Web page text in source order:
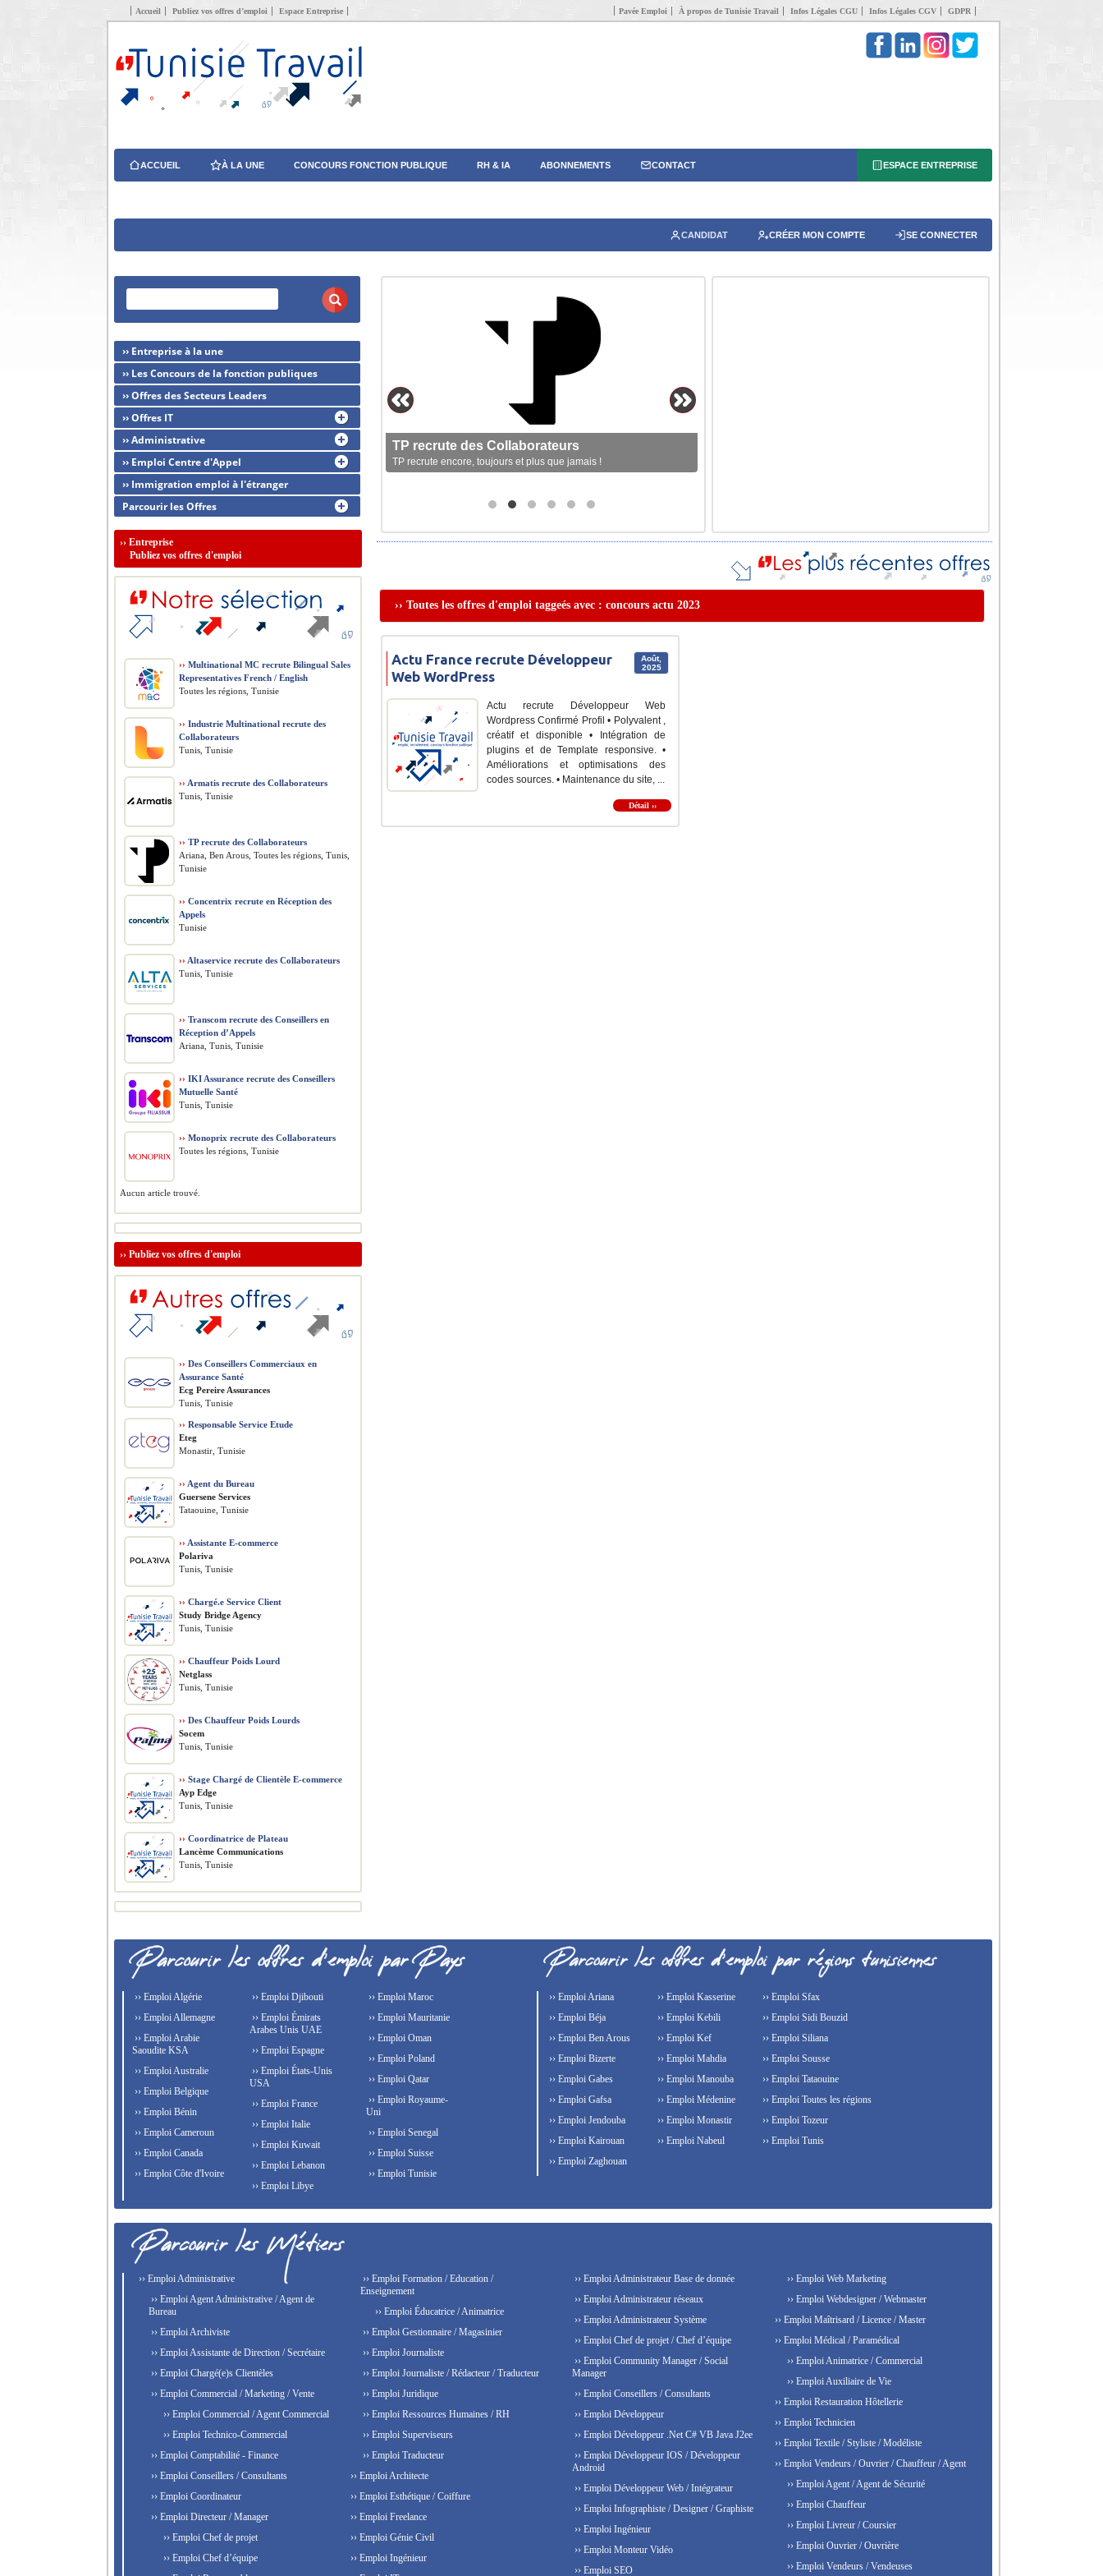
Accueil Publiez vos offres d’emploi Espace Entreprise Pavée Emploi À propos de Tunisie Travail Infos Légales CGU Infos Légales CGV GDPR
ACCUEIL À LA UNE CONCOURS FONCTION PUBLIQUE RH & IA ABONNEMENTS CONTACT ESPACE ENTREPRISE
CANDIDAT CRÉER MON COMPTE SE CONNECTER
TP recrute des Collaborateurs
TP recrute encore, toujours et plus que jamais !
›› Toutes les offres d'emploi taggeés avec : concours actu 2023
Août,
2025
Actu France recrute Développeur
Web WordPress
Actu recrute Développeur Web
Wordpress Confirmé Profil • Polyvalent ,
créatif et disponible • Intégration de
plugins et de Template responsive. •
Améliorations et optimisations des
codes sources. • Maintenance du site, ...
Détail ››
›› Entreprise à la une
›› Les Concours de la fonction publiques
›› Offres des Secteurs Leaders
›› Offres IT
›› Administrative
›› Emploi Centre d'Appel
›› Immigration emploi à l'étranger
Parcourir les Offres
›› Entreprise
Publiez vos offres d'emploi
›› Multinational MC recrute Bilingual Sales
Representatives French / English
Toutes les régions, Tunisie
›› Industrie Multinational recrute des
Collaborateurs
Tunis, Tunisie
›› Armatis recrute des Collaborateurs
Tunis, Tunisie
›› TP recrute des Collaborateurs
Ariana, Ben Arous, Toutes les régions, Tunis,
Tunisie
›› Concentrix recrute en Réception des
Appels
Tunisie
›› Altaservice recrute des Collaborateurs
Tunis, Tunisie
›› Transcom recrute des Conseillers en
Réception d’Appels
Ariana, Tunis, Tunisie
›› IKI Assurance recrute des Conseillers
Mutuelle Santé
Tunis, Tunisie
›› Monoprix recrute des Collaborateurs
Toutes les régions, Tunisie
Aucun article trouvé.
›› Publiez vos offres d'emploi
›› Des Conseillers Commerciaux en
Assurance Santé
Ecg Pereire Assurances
Tunis, Tunisie
›› Responsable Service Etude
Eteg
Monastir, Tunisie
›› Agent du Bureau
Guersene Services
Tataouine, Tunisie
›› Assistante E-commerce
Polariva
Tunis, Tunisie
›› Chargé.e Service Client
Study Bridge Agency
Tunis, Tunisie
›› Chauffeur Poids Lourd
Netglass
Tunis, Tunisie
›› Des Chauffeur Poids Lourds
Socem
Tunis, Tunisie
›› Stage Chargé de Clientèle E-commerce
Ayp Edge
Tunis, Tunisie
›› Coordinatrice de Plateau
Lancème Communications
Tunis, Tunisie
›› Emploi Algérie
›› Emploi Allemagne
›› Emploi Arabie
Saoudite KSA
›› Emploi Australie
›› Emploi Belgique
›› Emploi Bénin
›› Emploi Cameroun
›› Emploi Canada
›› Emploi Côte d'Ivoire
›› Emploi Djibouti
›› Emploi Émirats
Arabes Unis UAE
›› Emploi Espagne
›› Emploi États-Unis
USA
›› Emploi France
›› Emploi Italie
›› Emploi Kuwait
›› Emploi Lebanon
›› Emploi Libye
›› Emploi Maroc
›› Emploi Mauritanie
›› Emploi Oman
›› Emploi Poland
›› Emploi Qatar
›› Emploi Royaume-
Uni
›› Emploi Senegal
›› Emploi Suisse
›› Emploi Tunisie
›› Emploi Ariana
›› Emploi Béja
›› Emploi Ben Arous
›› Emploi Bizerte
›› Emploi Gabes
›› Emploi Gafsa
›› Emploi Jendouba
›› Emploi Kairouan
›› Emploi Kasserine
›› Emploi Kebili
›› Emploi Kef
›› Emploi Mahdia
›› Emploi Manouba
›› Emploi Médenine
›› Emploi Monastir
›› Emploi Nabeul
›› Emploi Sfax
›› Emploi Sidi Bouzid
›› Emploi Siliana
›› Emploi Sousse
›› Emploi Tataouine
›› Emploi Toutes les régions
›› Emploi Tozeur
›› Emploi Tunis
›› Emploi Zaghouan
›› Emploi Administrative
›› Emploi Agent Administrative / Agent de
Bureau
›› Emploi Archiviste
›› Emploi Assistante de Direction / Secrétaire
›› Emploi Chargé(e)s Clientèles
›› Emploi Commercial / Marketing / Vente
›› Emploi Commercial / Agent Commercial
›› Emploi Technico-Commercial
›› Emploi Comptabilité - Finance
›› Emploi Conseillers / Consultants
›› Emploi Coordinateur
›› Emploi Directeur / Manager
›› Emploi Chef de projet
›› Emploi Chef d’équipe
›› Emploi Formation / Education /
Enseignement
›› Emploi Éducatrice / Animatrice
›› Emploi Gestionnaire / Magasinier
›› Emploi Journaliste
›› Emploi Journaliste / Rédacteur / Traducteur
›› Emploi Juridique
›› Emploi Ressources Humaines / RH
›› Emploi Superviseurs
›› Emploi Traducteur
›› Emploi Architecte
›› Emploi Esthétique / Coiffure
›› Emploi Freelance
›› Emploi Génie Civil
›› Emploi Ingénieur
›› Emploi Administrateur Base de donnée
›› Emploi Administrateur réseaux
›› Emploi Administrateur Système
›› Emploi Chef de projet / Chef d’équipe
›› Emploi Community Manager / Social
Manager
›› Emploi Conseillers / Consultants
›› Emploi Développeur
›› Emploi Développeur .Net C# VB Java J2ee
›› Emploi Développeur IOS / Développeur
Android
›› Emploi Développeur Web / Intégrateur
›› Emploi Infographiste / Designer / Graphiste
›› Emploi Ingénieur
›› Emploi Monteur Vidéo
›› Emploi SEO
›› Emploi Web Marketing
›› Emploi Webdesigner / Webmaster
›› Emploi Maîtrisard / Licence / Master
›› Emploi Médical / Paramédical
›› Emploi Animatrice / Commercial
›› Emploi Auxiliaire de Vie
›› Emploi Restauration Hôtellerie
›› Emploi Technicien
›› Emploi Textile / Styliste / Modéliste
›› Emploi Vendeurs / Ouvrier / Chauffeur / Agent
›› Emploi Agent / Agent de Sécurité
›› Emploi Chauffeur
›› Emploi Livreur / Coursier
›› Emploi Ouvrier / Ouvrière
›› Emploi Vendeurs / Vendeuses